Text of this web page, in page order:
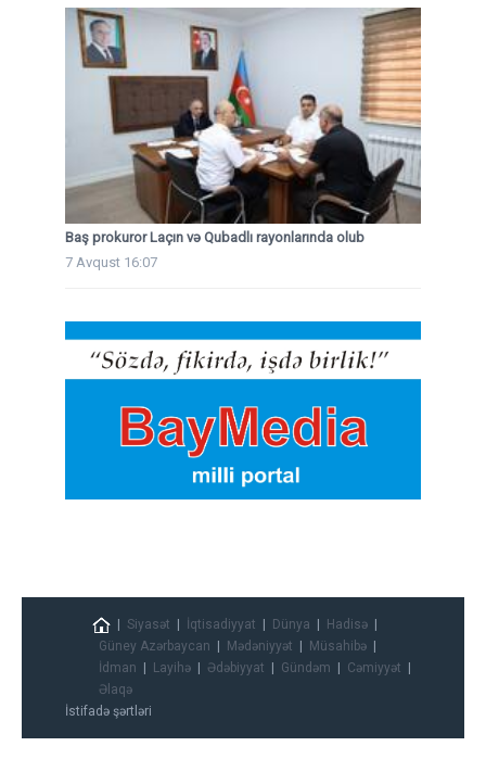
Baş prokuror Laçın və Qubadlı rayonlarında olub
7 Avqust 16:07
Siyasət İqtisadiyyat Dünya
Hadisə
Güney Azərbaycan
Mədəniyyət
Müsahibə
İdman
Layihə Ədəbiyyat Gündəm
Cəmiyyət
Əlaqə
İstifadə şərtləri